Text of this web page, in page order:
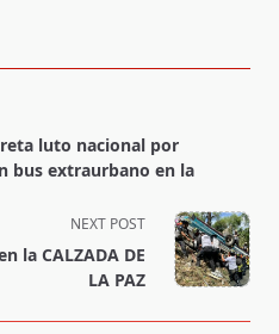
luto nacional por
bus extraurbano en la
NEXT POST
la CALZADA DE
LA PAZ